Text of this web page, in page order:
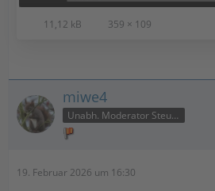
11,12 kB 359 × 109
miwe4
Unabh. Moderator Steuer
19. Februar 2026 um 16:30